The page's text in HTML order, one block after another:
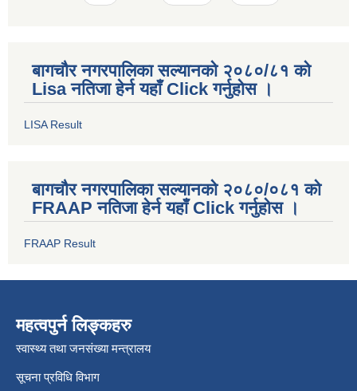
बागचौर नगरपालिका सल्यानको २०८०/८१ को
Lisa नतिजा हेर्न यहाँ Click गर्नुहोस ।
LISA Result
बागचौर नगरपालिका सल्यानको २०८०/०८१ को
FRAAP नतिजा हेर्न यहाँ Click गर्नुहोस ।
FRAAP Result
महत्वपुर्न लिङ्कहरु
स्वास्थ्य तथा जनसंख्या मन्त्रालय
सूचना प्रविधि विभाग